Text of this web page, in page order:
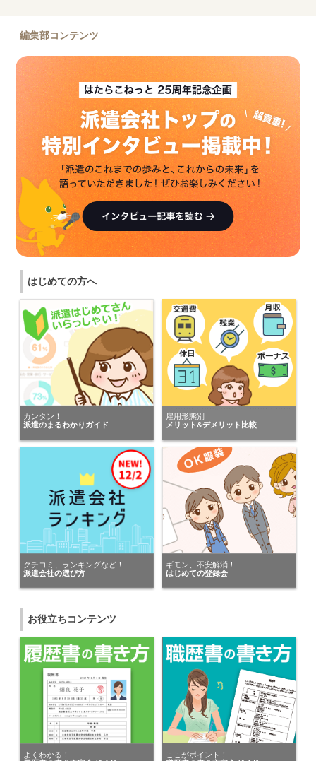
にキニナルを送りました。
福岡県の男性が
株式会社リクルートスタッフィング 西日本
にキニナルを送りました。
福岡県の女性が
パーソルテンプスタッフ株式会社
にキニナルを送りました。
福岡県の女性が
株式会社ネオキャリア ～Neo career～
にキニナルを送りました。
福岡県の女性が
トランスコスモスパートナーズ株式会社
にキニナルを送りました。
福岡県の女性が
にキニナルを送りました。
福岡県の女性が
キャリアリンク株式会社（東証プライム市場）
にキニナルを送りました。
福岡県の女性が
TOPPAN株式会社
にキニナルを送りました。
福岡県の女性が
パーソルエクセルHRパートナーズ株式会社
にキニナルを送りました。
福岡県の女性が
株式会社東京海上日動キャリアサービス 九州支社
にキニナルを送りました。
福岡県の女性が
キャリアリンク株式会社（東証プライム市場）
マンパワーグループ株式会社 九州統括部
にキニナルを送りました。
福岡県の女性が
パーソルエクセルHRパートナーズ株式会社
にキニナルを送りました。
福岡県の女性が
株式会社スタッフサービス オフィス事業本部
編集部コンテンツ
はじめての方へ
カンタン！
派遣のまるわかりガイド
雇用形態別
メリット&デメリット比較
クチコミ、ランキングなど！
派遣会社の選び方
ギモン、不安解消！
はじめての登録会
お役立ちコンテンツ
よくわかる！
ここがポイント！